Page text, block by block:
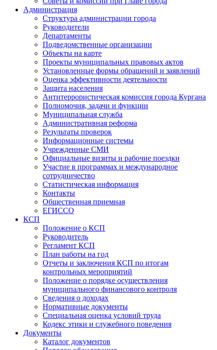
Администрация
Структура администрации города
Руководители
Департаменты
Подведомственные организации
Объекты на карте
Проекты муниципальных правовых актов
Установленные формы обращений и заявлений
Оценка эффективности деятельности
Защита населения
Антитеррористическая комиссия города Кургана
Полномочия, задачи и функции
Муниципальная служба
Административная реформа
Результаты проверок
Информационные системы
Учрежденные СМИ
Официальные визиты и рабочие поездки
Участие в программах и международное
сотрудничество
Статистическая информация
Контакты
Общественная приемная
ЕГИССО
КСП
Положение о КСП
Руководитель
Регламент КСП
План работы на год
Отчеты и заключения КСП по итогам
контрольных мероприятий
Положение о порядке осуществления
муниципального финансового контроля
Сведения о доходах
Нормативные документы
Специальная оценка условий труда
Кодекс этики и служебного поведения
Документы
Каталог документов